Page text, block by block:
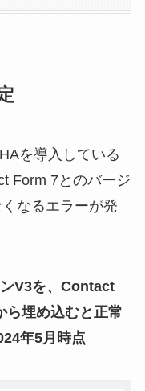
を導入している
Form 7とのバージ
なるエラーが発
V3を、Contact
ら埋め込むと正常
年5月時点